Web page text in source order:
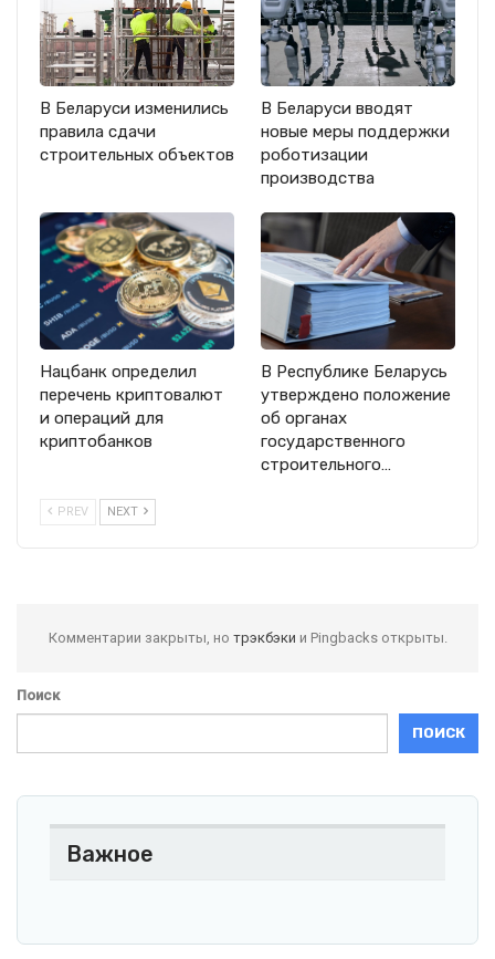
В Беларуси изменились
правила сдачи
строительных объектов
В Беларуси вводят
новые меры поддержки
роботизации
производства
Нацбанк определил
перечень криптовалют
и операций для
криптобанков
В Республике Беларусь
утверждено положение
об органах
государственного
строительного…
PREV NEXT
Комментарии закрыты, но трэкбэки и Pingbacks открыты.
Поиск
ПОИСК
Важное